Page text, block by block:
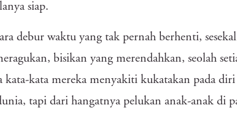
siap.
debur waktu yang tak pernah berhenti,
bisikan yang merendahkan, seolah
kata-kata mereka menyakiti kukatakan pada
tapi dari hangatnya pelukan anak-anak di